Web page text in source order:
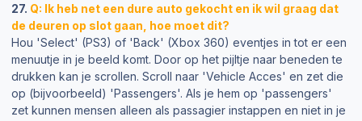
27. Q: Ik heb net een dure auto gekocht en ik wil graag dat
de deuren op slot gaan, hoe moet dit?
Hou 'Select' (PS3) of 'Back' (Xbox 360) eventjes in tot er een
menuutje in je beeld komt. Door op het pijltje naar beneden te
drukken kan je scrollen. Scroll naar 'Vehicle Acces' en zet die
op (bijvoorbeeld) 'Passengers'. Als je hem op 'passengers'
zet kunnen mensen alleen als passagier instappen en niet in je